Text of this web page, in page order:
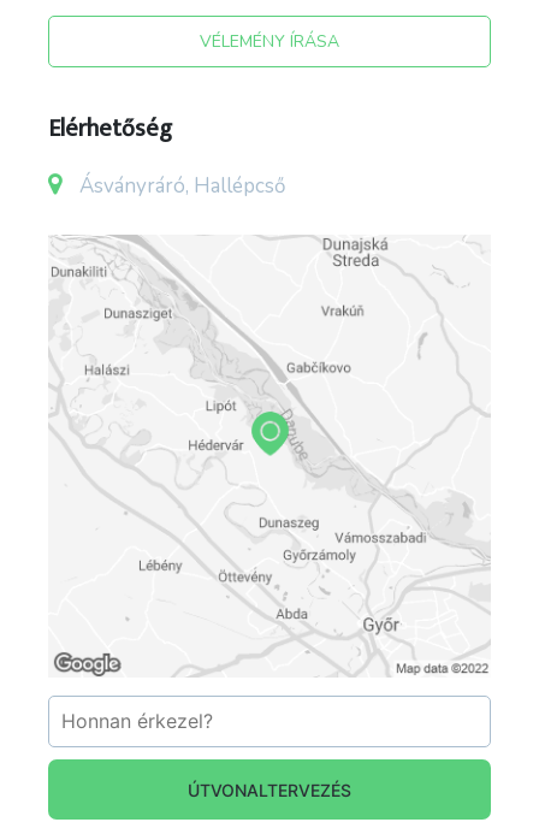
VÉLEMÉNY ÍRÁSA
Elérhetőség
Ásványráró, Hallépcső
ÚTVONALTERVEZÉS